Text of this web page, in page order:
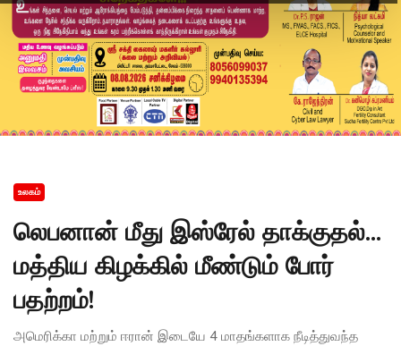
உலகம்
லெபனான் மீது இஸ்ரேல் தாக்குதல்...
மத்திய கிழக்கில் மீண்டும் போர்
பதற்றம்!
அமெரிக்கா மற்றும் ஈரான் இடையே 4 மாதங்களாக நீடித்துவந்த